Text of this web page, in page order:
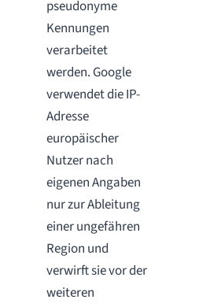
pseudonyme
Kennungen
verarbeitet
werden. Google
verwendet die IP-
Adresse
europäischer
Nutzer nach
eigenen Angaben
nur zur Ableitung
einer ungefähren
Region und
verwirft sie vor der
weiteren